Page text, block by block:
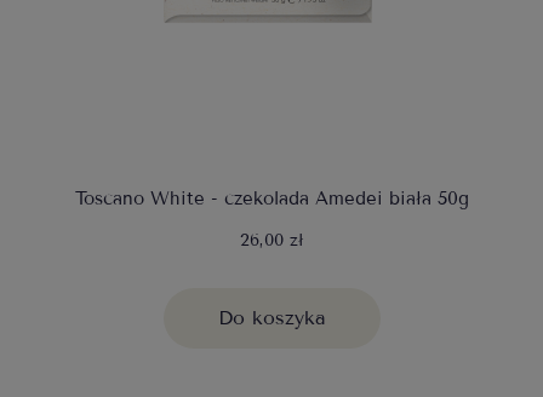
Toscano White - czekolada Amedei biała 50g
26,00 zł
Do koszyka